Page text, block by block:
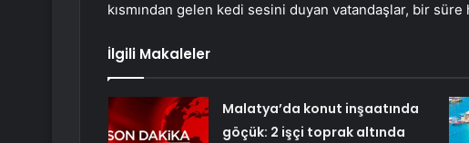
kısmından gelen kedi sesini duyan vatandaşlar, bir süre
İlgili Makaleler
Malatya’da konut inşaatında
göçük: 2 işçi toprak altında